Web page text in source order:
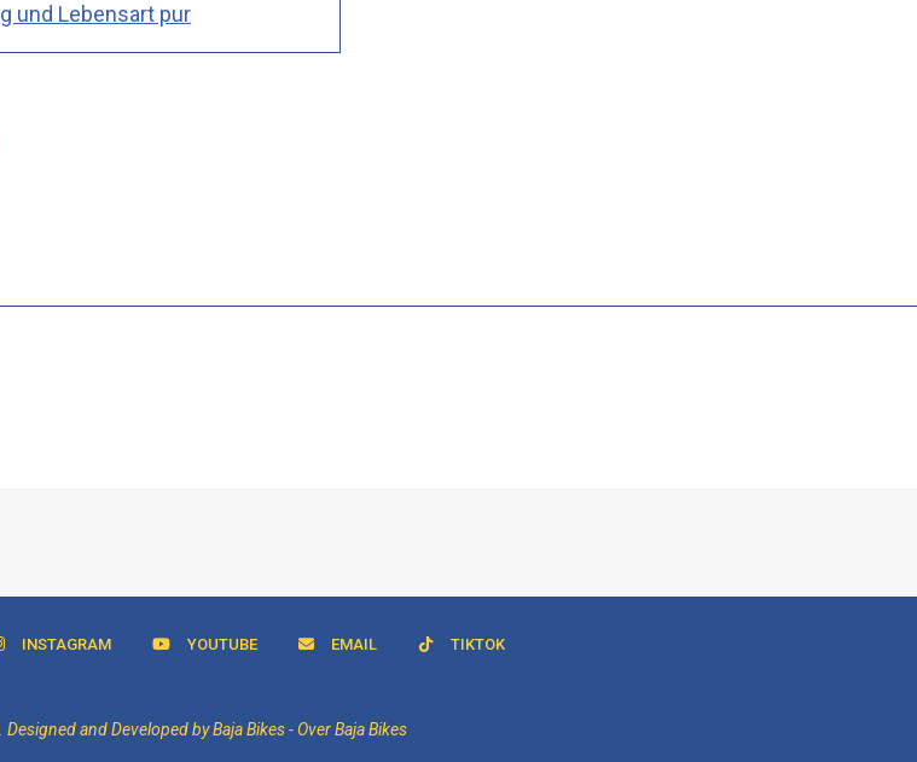
und Lebensart pur
INSTAGRAM YOUTUBE EMAIL TIKTOK
Designed and Developed by Baja Bikes - Over Baja Bikes